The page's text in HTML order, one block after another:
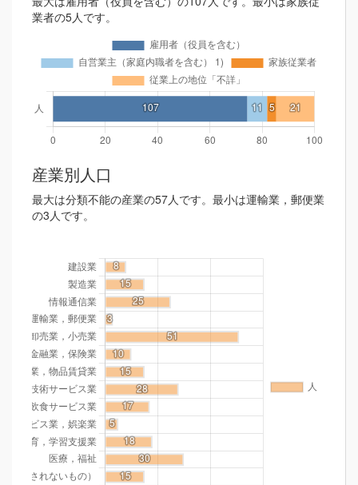
業者の5人です。
産業別人口
最大は分類不能の産業の57人です。最小は運輸業，郵便業
の3人です。